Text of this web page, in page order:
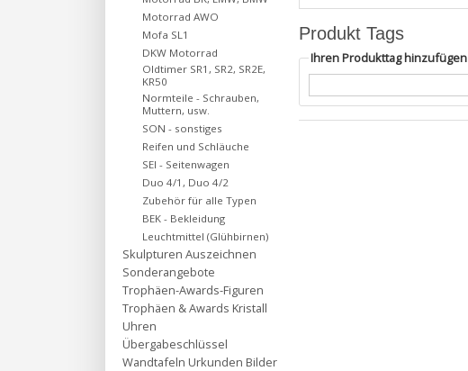
Produkt Tags
Ihren Produkttag hinzufügen
Motorrad AWO
Mofa SL1
DKW Motorrad
Oldtimer SR1, SR2, SR2E,
KR50
Normteile - Schrauben,
Muttern, usw.
SON - sonstiges
Reifen und Schläuche
SEI - Seitenwagen
Duo 4/1, Duo 4/2
Zubehör für alle Typen
BEK - Bekleidung
Leuchtmittel (Glühbirnen)
Skulpturen Auszeichnen
Sonderangebote
Trophäen-Awards-Figuren
Trophäen & Awards Kristall
Uhren
Übergabeschlüssel
Wandtafeln Urkunden Bilder